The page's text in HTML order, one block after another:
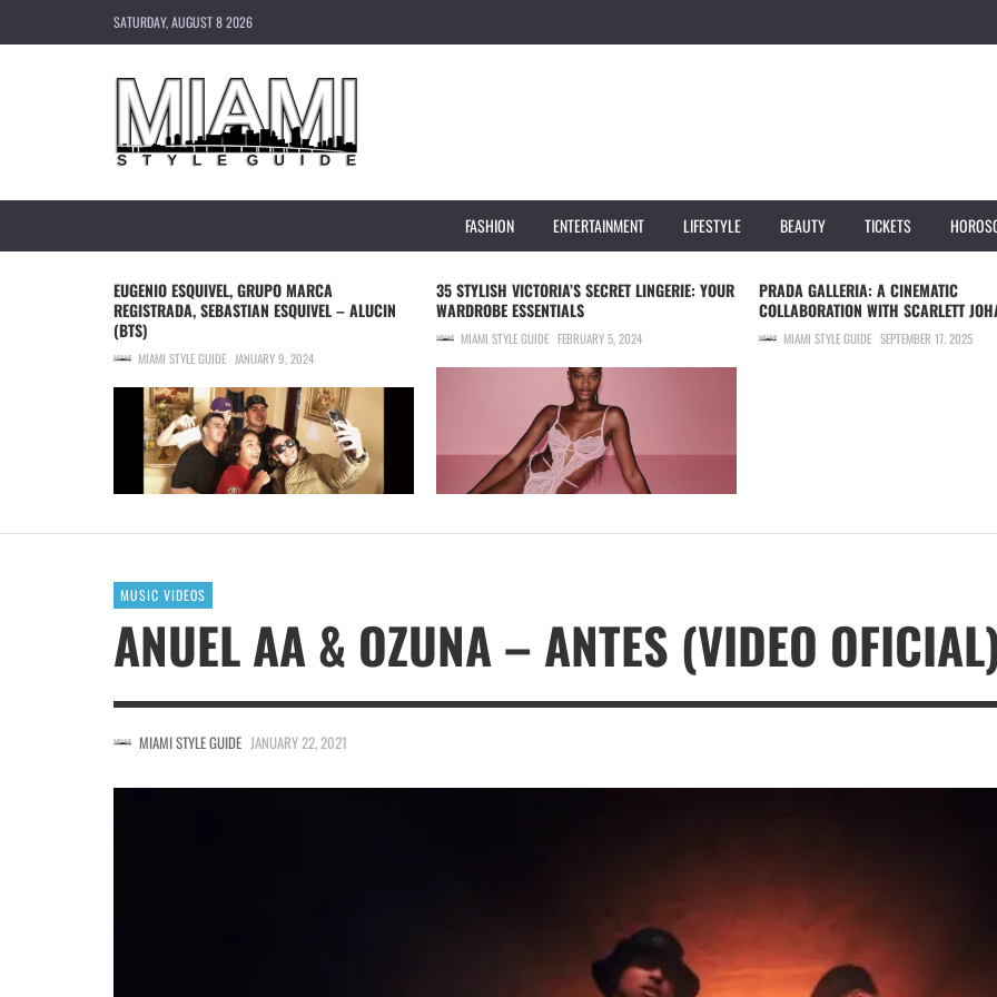
SATURDAY, AUGUST 8 2026
FASHION ENTERTAINMENT LIFESTYLE BEAUTY TICKETS
EUGENIO ESQUIVEL, GRUPO MARCA
REGISTRADA, SEBASTIAN ESQUIVEL – ALUCIN
(BTS)
MIAMI STYLE GUIDE JANUARY 9, 2024
35 STYLISH VICTORIA’S SECRET LINGERIE: YOUR
WARDROBE ESSENTIALS
MIAMI STYLE GUIDE FEBRUARY 5, 2024
PRADA GALLERIA: A CINEMATIC
COLLABORATION WITH SCARLETT
MIAMI STYLE GUIDE SEPTEMBER 17, 2025
MUSIC VIDEOS
ANUEL AA & OZUNA – ANTES (VIDEO
MIAMI STYLE GUIDE JANUARY 22, 2021